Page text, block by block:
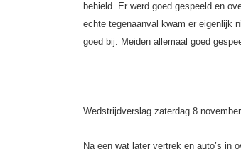
behield. Er werd goed gespeeld en
echte tegenaanval kwam er eigenlijk
goed bij. Meiden allemaal goed
Wedstrijdverslag zaterdag 8
Na een wat later vertrek en auto’s in